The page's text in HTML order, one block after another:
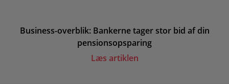
Business-overblik: Bankerne tager stor bid af din
pensionsopsparing
Læs artiklen